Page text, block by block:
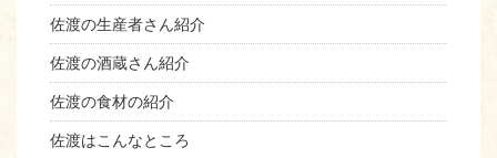
佐渡の生産者さん紹介
佐渡の酒蔵さん紹介
佐渡の食材の紹介
佐渡はこんなところ